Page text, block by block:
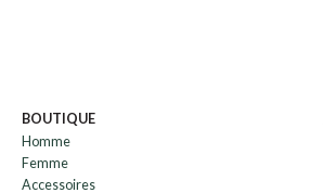
BOUTIQUE
Homme
Femme
Accessoires